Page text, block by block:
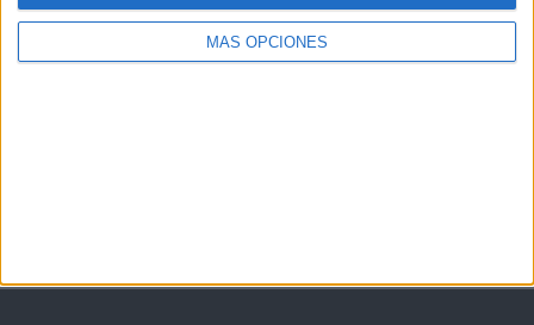
MÁS OPCIONES